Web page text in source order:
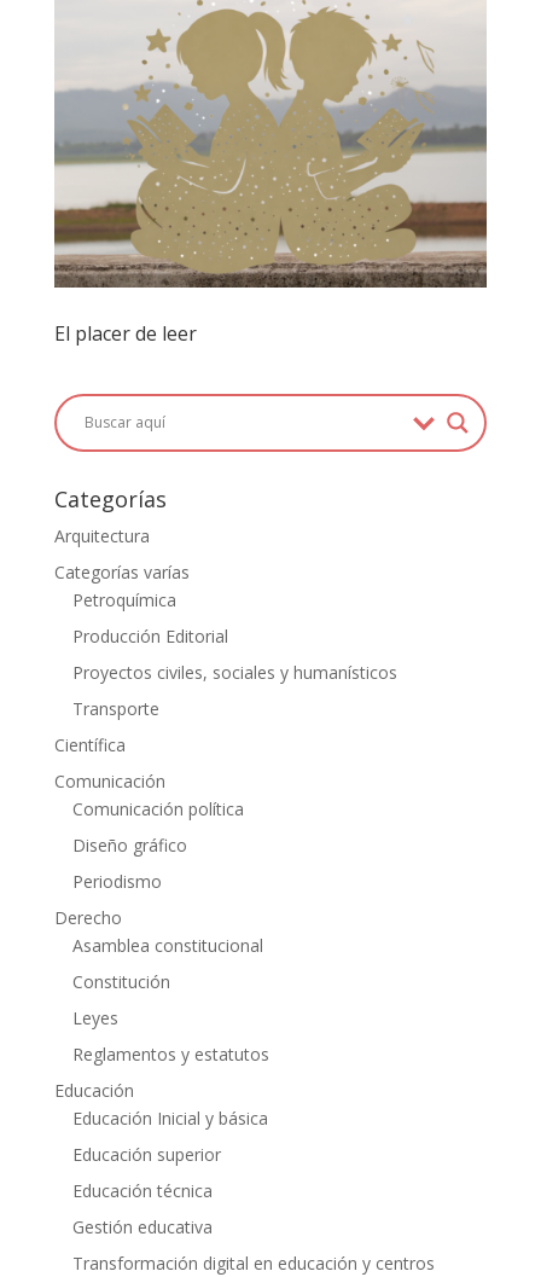
El placer de leer
Categorías
Arquitectura
Categorías varías
Petroquímica
Producción Editorial
Proyectos civiles, sociales y humanísticos
Transporte
Científica
Comunicación
Comunicación política
Diseño gráfico
Periodismo
Derecho
Asamblea constitucional
Constitución
Leyes
Reglamentos y estatutos
Educación
Educación Inicial y básica
Educación superior
Educación técnica
Gestión educativa
Transformación digital en educación y centros